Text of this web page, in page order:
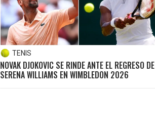
TENIS
NOVAK DJOKOVIC SE RINDE ANTE EL REGRESO DE
SERENA WILLIAMS EN WIMBLEDON 2026